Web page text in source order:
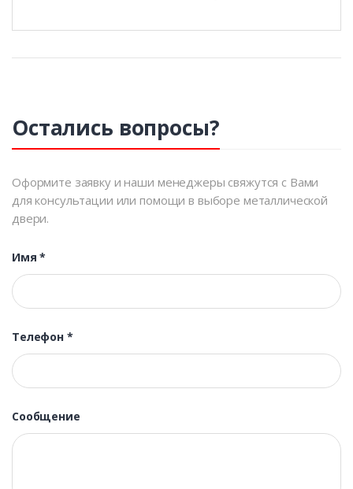
Остались вопросы?
Оформите заявку и наши менеджеры свяжутся с Вами
для консультации или помощи в выборе металлической
двери.
Имя*
Телефон *
Сообщение